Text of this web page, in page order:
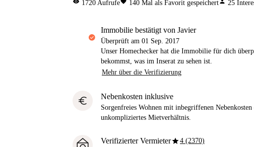
1720 Aufrufe 140 Mal als Favorit gespeichert 25
Immobilie bestätigt von Javier
Überprüft am 01 Sep. 2017
Unser Homechecker hat die Immobilie für dich
bekommst, was im Inserat zu sehen ist.
Mehr über die Verifizierung
euro Nebenkosten inklusive
Sorgenfreies Wohnen mit inbegriffenen
unkompliziertes Mietverhältnis.
Verifizierter Vermieterstar4 (2370)